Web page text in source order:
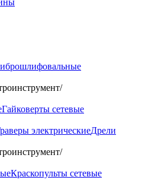
/
Гайковерты сетевые
электрическиеДрели
/
Краскопульты сетевые